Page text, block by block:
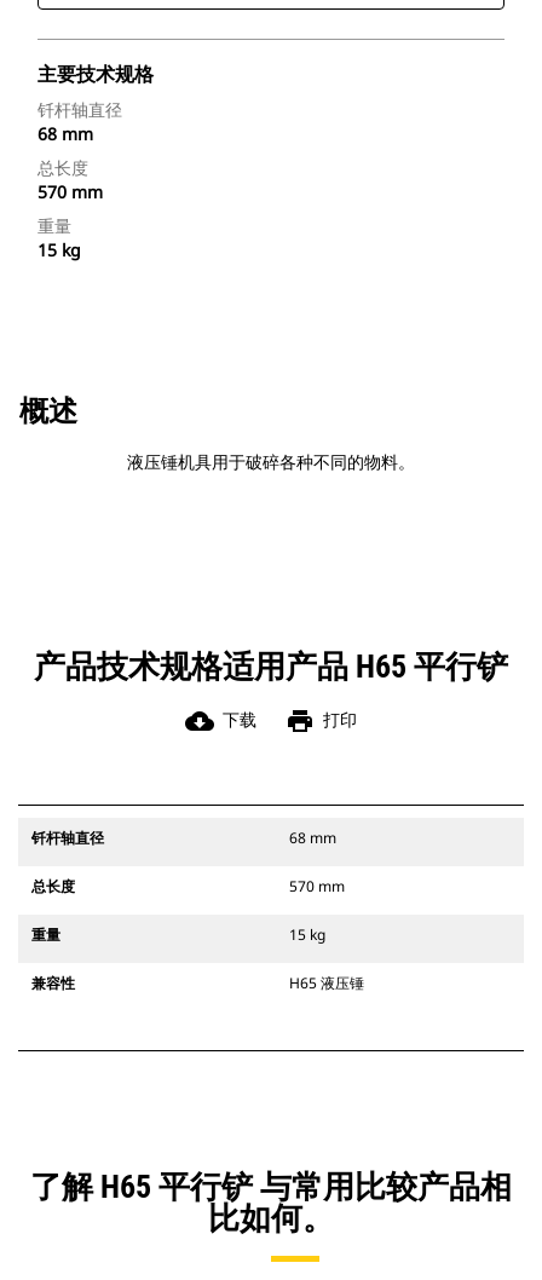
主要技术规格
钎杆轴直径
68 mm
总长度
570 mm
重量
15 kg
概述
液压锤机具用于破碎各种不同的物料。
产品技术规格适用产品 H65 平行铲
cloud_download 下载 print 打印
钎杆轴直径 68 mm
总长度 570 mm
重量 15 kg
兼容性 H65 液压锤
了解 H65 平行铲 与常用比较产品相
比如何。